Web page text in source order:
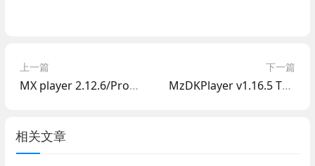
上一篇
MX player 2.12.6/Pro版 3.0.10 去广告版 可做盒子播放器
下一篇
MzDKPlayer v1.16.5 TV版弹幕播放器
相关文章